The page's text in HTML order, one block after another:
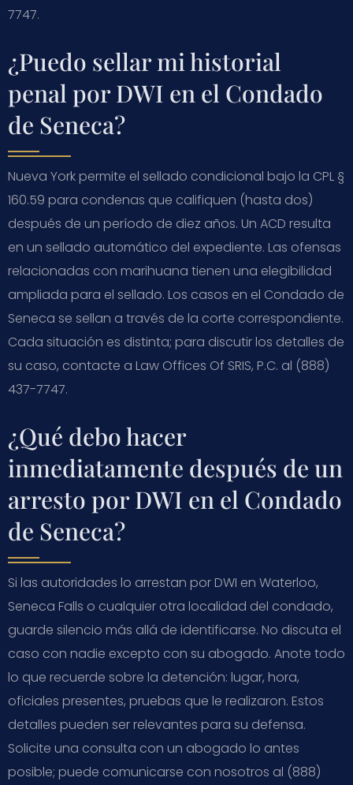
7747.
¿Puedo sellar mi historial
penal por DWI en el Condado
de Seneca?
Nueva York permite el sellado condicional bajo la CPL §
160.59 para condenas que califiquen (hasta dos)
después de un período de diez años. Un ACD resulta
en un sellado automático del expediente. Las ofensas
relacionadas con marihuana tienen una elegibilidad
ampliada para el sellado. Los casos en el Condado de
Seneca se sellan a través de la corte correspondiente.
Cada situación es distinta; para discutir los detalles de
su caso, contacte a Law Offices Of SRIS, P.C. al (888)
437-7747.
¿Qué debo hacer
inmediatamente después de un
arresto por DWI en el Condado
de Seneca?
Si las autoridades lo arrestan por DWI en Waterloo,
Seneca Falls o cualquier otra localidad del condado,
guarde silencio más allá de identificarse. No discuta el
caso con nadie excepto con su abogado. Anote todo
lo que recuerde sobre la detención: lugar, hora,
oficiales presentes, pruebas que le realizaron. Estos
detalles pueden ser relevantes para su defensa.
Solicite una consulta con un abogado lo antes
posible; puede comunicarse con nosotros al (888)